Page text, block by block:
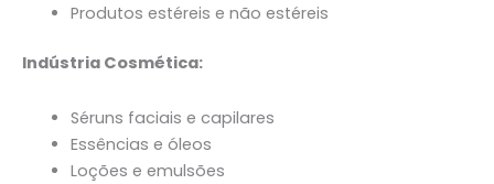
Produtos estéreis e não estéreis
Indústria Cosmética:
Séruns faciais e capilares
Essências e óleos
Loções e emulsões